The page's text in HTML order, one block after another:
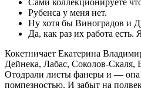
Сами коллекционируете
Рубенса у меня нет.
Ну хотя бы Виноградов и
Да, как раз их работа
Кокетничает Екатерина
Дейнека, Лабас, Соколов-Скаля,
Отодрали листы фанеры и —
пом­пезностью. И забыт на